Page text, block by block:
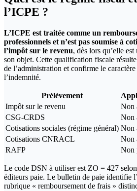
l’ICPE ?
L’ICPE est traitée comme un
professionnels et n’est pas soumise à
l’impôt sur le revenu, dès lors qu’elle
son objet. Cette qualification fiscale
de l’administration et confirme le
l’indemnité.
Prélèvement
Impôt sur le revenu
Non
CSG-CRDS
Non
Cotisations sociales (régime général) Non
Cotisations CNRACL
Non
RAFP
Non
Le code DSN à utiliser est ZO = 427
éditeurs paie. Le bulletin de paie identifie
rubrique « remboursement de frais »